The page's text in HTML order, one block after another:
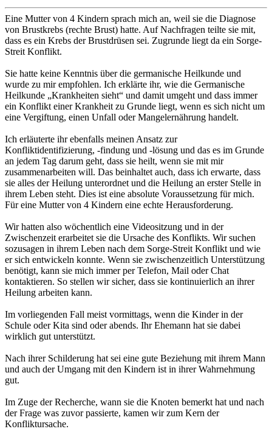
Eine Mutter von 4 Kindern sprach mich an, weil sie die Diagnose
von Brustkrebs (rechte Brust) hatte. Auf Nachfragen teilte sie mit,
dass es ein Krebs der Brustdrüsen sei. Zugrunde liegt da ein Sorge-
Streit Konflikt.
Sie hatte keine Kenntnis über die germanische Heilkunde und
wurde zu mir empfohlen. Ich erklärte ihr, wie die Germanische
Heilkunde „Krankheiten sieht“ und damit umgeht und dass immer
ein Konflikt einer Krankheit zu Grunde liegt, wenn es sich nicht um
eine Vergiftung, einen Unfall oder Mangelernährung handelt.
Ich erläuterte ihr ebenfalls meinen Ansatz zur
Konfliktidentifizierung, -findung und -lösung und das es im Grunde
an jedem Tag darum geht, dass sie heilt, wenn sie mit mir
zusammenarbeiten will. Das beinhaltet auch, dass ich erwarte, dass
sie alles der Heilung unterordnet und die Heilung an erster Stelle in
ihrem Leben steht. Dies ist eine absolute Voraussetzung für mich.
Für eine Mutter von 4 Kindern eine echte Herausforderung.
Wir hatten also wöchentlich eine Videositzung und in der
Zwischenzeit erarbeitet sie die Ursache des Konflikts. Wir suchen
sozusagen in ihrem Leben nach dem Sorge-Streit Konflikt und wie
er sich entwickeln konnte. Wenn sie zwischenzeitlich Unterstützung
benötigt, kann sie mich immer per Telefon, Mail oder Chat
kontaktieren. So stellen wir sicher, dass sie kontinuierlich an ihrer
Heilung arbeiten kann.
Im vorliegenden Fall meist vormittags, wenn die Kinder in der
Schule oder Kita sind oder abends. Ihr Ehemann hat sie dabei
wirklich gut unterstützt.
Nach ihrer Schilderung hat sei eine gute Beziehung mit ihrem Mann
und auch der Umgang mit den Kindern ist in ihrer Wahrnehmung
gut.
Im Zuge der Recherche, wann sie die Knoten bemerkt hat und nach
der Frage was zuvor passierte, kamen wir zum Kern der
Konfliktursache.